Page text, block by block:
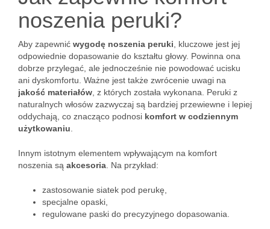
noszenia peruki?
Aby zapewnić wygodę noszenia peruki , kluczowe jest jej
odpowiednie dopasowanie do kształtu głowy. Powinna ona
dobrze przylegać, ale jednocześnie nie powodować ucisku
ani dyskomfortu. Ważne jest także zwrócenie uwagi na
jakość materiałów , z których została wykonana. Peruki z
naturalnych włosów zazwyczaj są bardziej przewiewne i lepiej
oddychają, co znacząco podnosi komfort w codziennym
użytkowaniu
Innym istotnym elementem wpływającym na komfort
noszenia są akcesoria . Na przykład:
zastosowanie siatek pod perukę,
specjalne opaski,
regulowane paski do precyzyjnego dopasowania.